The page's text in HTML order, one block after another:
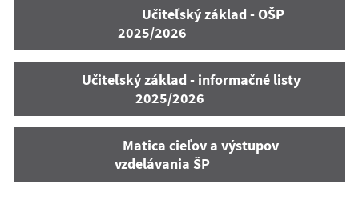
Učiteľský základ - OŠP
2025/2026
Učiteľský základ - informačné listy
2025/2026
Matica cieľov a výstupov
vzdelávania ŠP